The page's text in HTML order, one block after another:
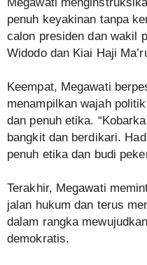
penuh keyakinan tanpa
calon presiden dan wakil
Widodo dan Kiai Haji
Keempat, Megawati
menampilkan wajah
dan penuh etika.
bangkit dan berdikari.
penuh etika dan budi
Terakhir, Megawati
jalan hukum dan terus
dalam rangka
demokratis.